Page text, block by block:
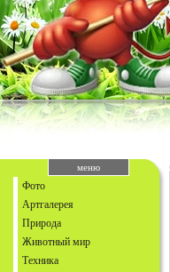
меню
Фото
Артгалерея
Природа
Животный мир
Техника